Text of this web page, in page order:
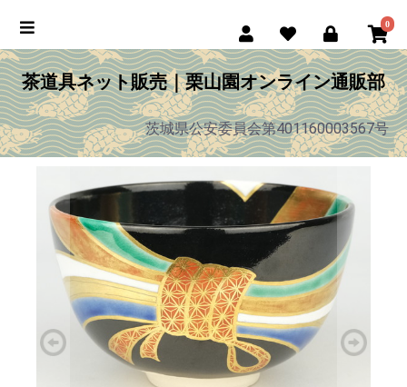
0
茶道具ネット販売｜栗山園オンライン通販部
茨城県公安委員会第401160003567号